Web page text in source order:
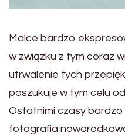
Malce bardzo
w związku z tym coraz
utrwalenie tych
poszukuje w tym celu
Ostatnimi czasy
fotografia